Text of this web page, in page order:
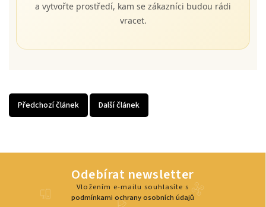
a vytvořte prostředí, kam se zákazníci budou rádi
vracet.
Předchozí článek Další článek
Odebírat newsletter
Vložením e-mailu souhlasíte s
podmínkami ochrany osobních údajů